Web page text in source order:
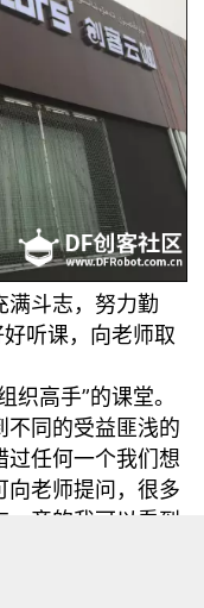
满斗志，努力勤
听课，向老师取
织高手”的课堂。
不同的受益匪浅的
过任何一个我们想
向老师提问，很多
一旁的我可以看到